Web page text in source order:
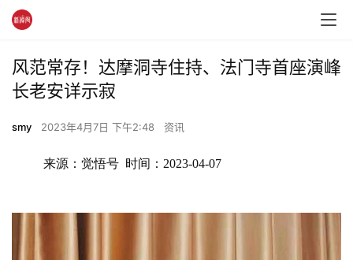
风范常存！达摩洞寺住持、法门寺首座演峰
长老安详示寂
smy 2023年4月7日 下午2:48 资讯
来源：觉悟号  时间：2023-04-07